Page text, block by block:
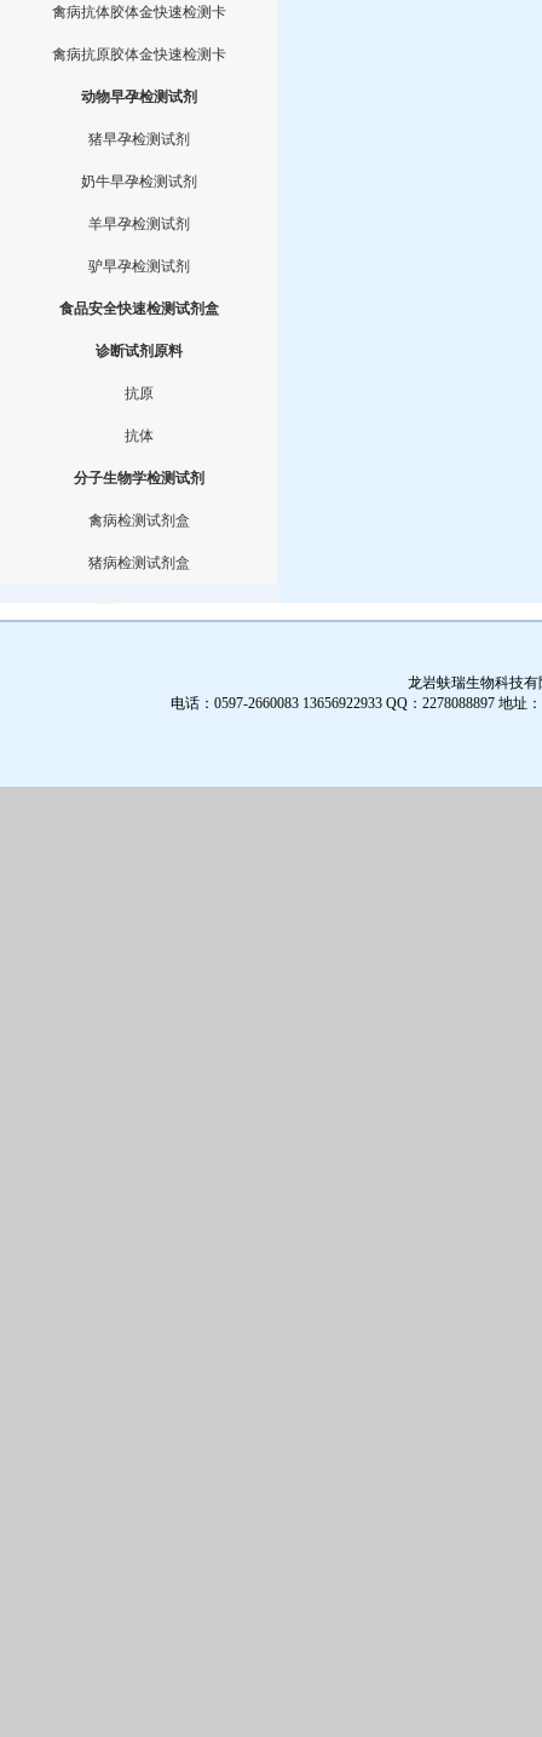
禽病抗体胶体金快速检测卡
禽病抗原胶体金快速检测卡
动物早孕检测试剂
猪早孕检测试剂
奶牛早孕检测试剂
羊早孕检测试剂
驴早孕检测试剂
食品安全快速检测试剂盒
诊断试剂原料
抗原
抗体
分子生物学检测试剂
禽病检测试剂盒
猪病检测试剂盒
龙岩蚨瑞生物科技
电话：0597-2660083 13656922933 QQ：2278088897 地